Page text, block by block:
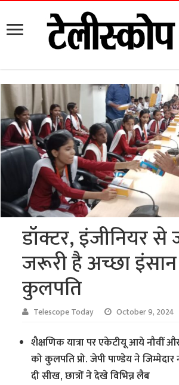
डॉक्टर, इंजीनियर से
जरूरी है अच्छा
कुलपति
Telescope Today October 9, 2024
शैक्षणिक यात्रा पर एकेटीयू आये नौवीं
को कुलपति प्रो. जेपी पाण्डेय ने
दी सीख, छात्रों ने देखे विभिन्न लैब